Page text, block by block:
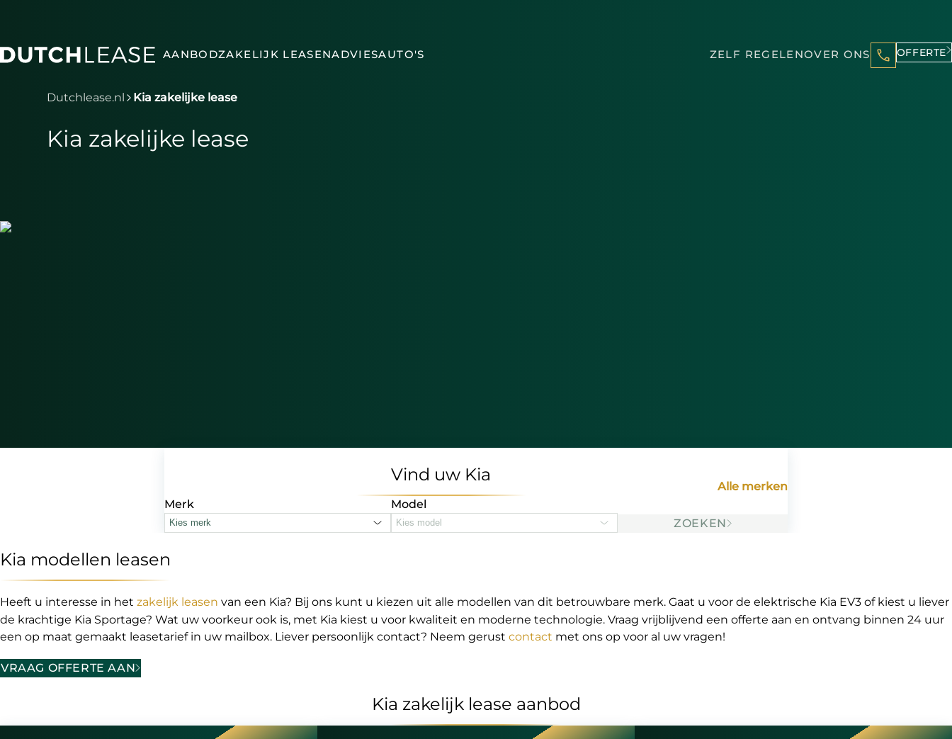
AANBODZAKELIJK LEASENADVIESAUTO'S ZELF REGELENOVER ONS OFFERTE
Je bent nu voorbij het hoofdmenu
Dutchlease.nl Kia zakelijke lease
Kia zakelijke lease
Vind uw Kia
Alle merken
Merk
Kies merk
Model
Kies model ZOEKEN
Kia modellen leasen
Heeft u interesse in het zakelijk leasen van een Kia? Bij ons kunt u kiezen uit alle modellen van dit betrouwbare merk. Gaat u voor de elektrische Kia EV3 of kiest u liever
de krachtige Kia Sportage? Wat uw voorkeur ook is, met Kia kiest u voor kwaliteit en moderne technologie. Vraag vrijblijvend een offerte aan en ontvang binnen 24 uur
een op maat gemaakt leasetarief in uw mailbox. Liever persoonlijk contact? Neem gerust contact met ons op voor al uw vragen!
VRAAG OFFERTE AAN
Kia zakelijk lease aanbod